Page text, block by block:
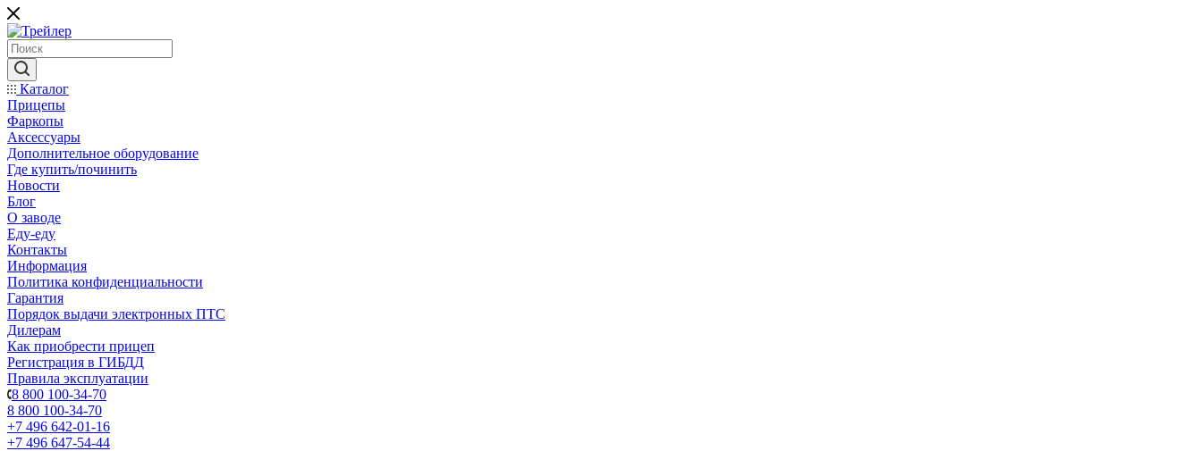
Каталог
Прицепы
Фаркопы
Аксессуары
Дополнительное оборудование
Где купить/починить
Новости
Блог
О заводе
Еду-еду
Контакты
Информация
Политика конфиденциальности
Гарантия
Порядок выдачи электронных ПТС
Дилерам
Как приобрести прицеп
Регистрация в ГИБДД
Правила эксплуатации
8 800 100-34-70
8 800 100-34-70
+7 496 642-01-16
+7 496 647-54-44